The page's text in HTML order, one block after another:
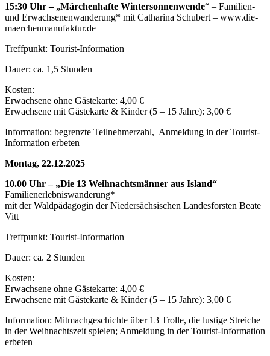
15:30 Uhr – „Märchenhafte Wintersonnenwende“ – Familien-
und Erwachsenenwanderung* mit Catharina Schubert – www.die-
maerchenmanufaktur.de
Treffpunkt: Tourist-Information
Dauer: ca. 1,5 Stunden
Kosten:
Erwachsene ohne Gästekarte: 4,00 €
Erwachsene mit Gästekarte & Kinder (5 – 15 Jahre): 3,00 €
Information: begrenzte Teilnehmerzahl, Anmeldung in der Tourist-
Information erbeten
Montag, 22.12.2025
10.00 Uhr – „Die 13 Weihnachtsmänner aus Island“ –
Familienerlebniswanderung*
mit der Waldpädagogin der Niedersächsischen Landesforsten Beate
Vitt
Treffpunkt: Tourist-Information
Dauer: ca. 2 Stunden
Kosten:
Erwachsene ohne Gästekarte: 4,00 €
Erwachsene mit Gästekarte & Kinder (5 – 15 Jahre): 3,00 €
Information: Mitmachgeschichte über 13 Trolle, die lustige Streiche
in der Weihnachtszeit spielen; Anmeldung in der Tourist-Information
erbeten